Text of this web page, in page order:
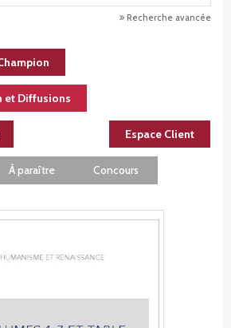
Recherche avancée
et Diffusions
Espace Client
À paraître Concours